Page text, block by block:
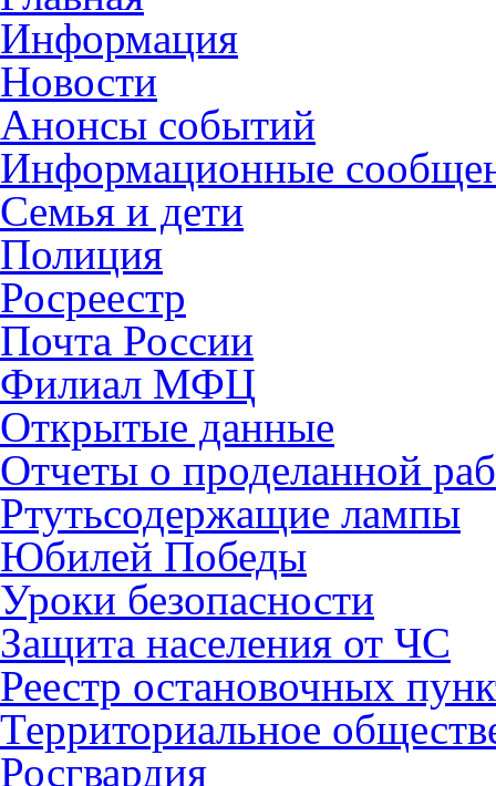
Информация
Новости
Анонсы событий
Информационные
Семья и дети
Полиция
Росреестр
Почта России
Филиал МФЦ
Открытые данные
Отчеты о проделанной
Ртутьсодержащие лампы
Юбилей Победы
Уроки безопасности
Защита населения от ЧС
Реестр остановочных
Территориальное
Росгвардия